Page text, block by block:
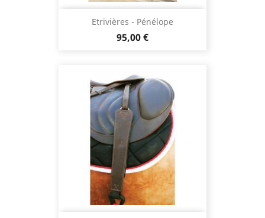
Etrivières - Pénélope
Prix
95,00 €